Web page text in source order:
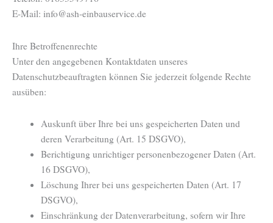
E-Mail: info@ash-einbauservice.de
Ihre Betroffenenrechte
Unter den angegebenen Kontaktdaten unseres
Datenschutzbeauftragten können Sie jederzeit folgende Rechte
ausüben:
Auskunft über Ihre bei uns gespeicherten Daten und
deren Verarbeitung (Art. 15 DSGVO),
Berichtigung unrichtiger personenbezogener Daten (Art.
16 DSGVO),
Löschung Ihrer bei uns gespeicherten Daten (Art. 17
DSGVO),
Einschränkung der Datenverarbeitung, sofern wir Ihre